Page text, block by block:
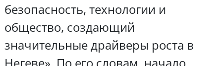
безопасность, технологии и
общество, создающий
значительные драйверы роста в